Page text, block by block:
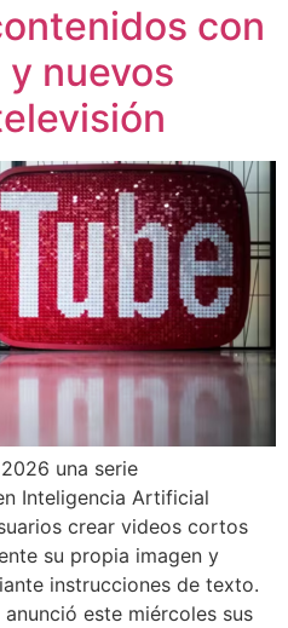
con
nuevos
una serie
Inteligencia Artificial
crear videos cortos
su propia imagen y
instrucciones de texto.
este miércoles sus